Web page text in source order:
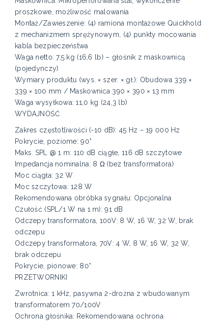
proszkowe, możliwość malowania
Montaż/Zawieszenie: (4) ramiona montażowe Quickhold
z mechanizmem sprężynowym, (4) punkty mocowania
kabla bezpieczeństwa
Waga netto: 7,5 kg (16,6 lb) – głośnik z maskownicą
(pojedynczy)
Wymiary produktu (wys. × szer. × gł.): Obudowa 339 ×
339 × 100 mm / Maskownica 390 × 390 × 13 mm
Waga wysyłkowa: 11,0 kg (24,3 lb)
WYDAJNOŚĆ
Zakres częstotliwości (-10 dB): 45 Hz – 19 000 Hz
Pokrycie, poziome: 90°
Maks. SPL @ 1 m: 110 dB ciągłe, 116 dB szczytowe
Impedancja nominalna: 8 Ω (bez transformatora)
Moc ciągła: 32 W
Moc szczytowa: 128 W
Rekomendowana obróbka sygnału: Opcjonalna
Czułość (SPL/1 W na 1 m): 91 dB
Odczepy transformatora, 100V: 8 W, 16 W, 32 W, brak
odczepu
Odczepy transformatora, 70V: 4 W, 8 W, 16 W, 32 W,
brak odczepu
Pokrycie, pionowe: 80°
PRZETWORNIKI
Zwrotnica: 1 kHz, pasywna 2-drożna z wbudowanym
transformatorem 70/100V
Ochrona głośnika: Rekomendowana ochrona